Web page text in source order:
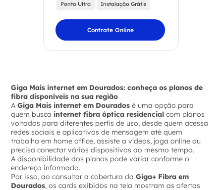
Ponto Ultra Instalação Grátis
Contrate Online
Giga Mais internet em Dourados: conheça os planos de
fibra disponíveis na sua região
AGiga Mais internet em Dourados é uma opção para
quem busca internet fibra óptica residencial com planos
voltados para diferentes perfis de uso, desde quem acessa
redes sociais e aplicativos de mensagem até quem
trabalha em home office, assiste a vídeos, joga online ou
precisa conectar vários dispositivos ao mesmo tempo.
A disponibilidade dos planos pode variar conforme o
endereço informado.
Por isso, ao consultar a cobertura daGiga+ Fibra em
Dourados, os cards exibidos na tela mostram as ofertas